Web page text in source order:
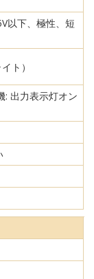
以下、極性、短
ト）
: 出力表示灯オン